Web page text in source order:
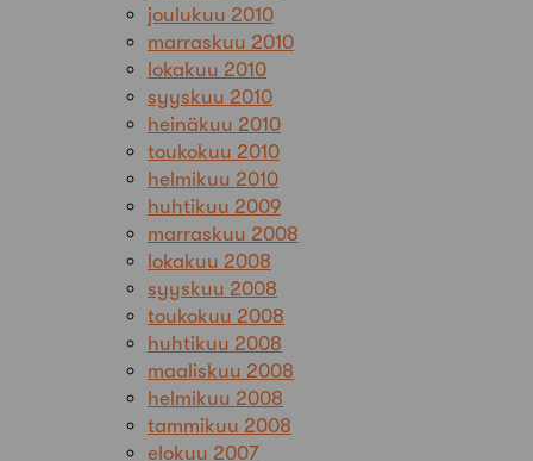
joulukuu 2010
marraskuu 2010
lokakuu 2010
syyskuu 2010
heinäkuu 2010
toukokuu 2010
helmikuu 2010
huhtikuu 2009
marraskuu 2008
lokakuu 2008
syyskuu 2008
toukokuu 2008
huhtikuu 2008
maaliskuu 2008
helmikuu 2008
tammikuu 2008
elokuu 2007